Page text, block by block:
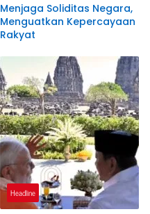
Menjaga Soliditas Negara,
Menguatkan Kepercayaan
Rakyat
Headline